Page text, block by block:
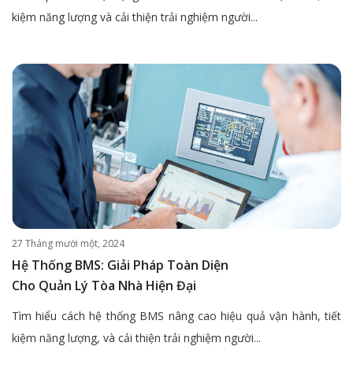
kiệm năng lượng và cải thiện trải nghiệm người...
27 Tháng mười một, 2024
Hệ Thống BMS: Giải Pháp Toàn Diện
Cho Quản Lý Tòa Nhà Hiện Đại
Tìm hiểu cách hệ thống BMS nâng cao hiệu quả vận hành, tiết
kiệm năng lượng, và cải thiện trải nghiệm người...